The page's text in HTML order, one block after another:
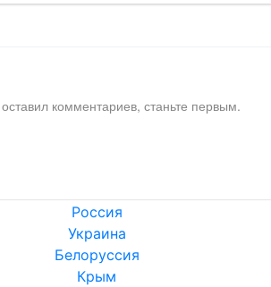
комментариев, станьте первым.
Россия
Украина
Белоруссия
Крым